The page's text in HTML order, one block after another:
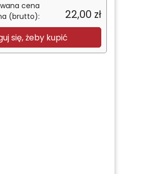
cena
(brutto):
22,00 zł
się, żeby kupić